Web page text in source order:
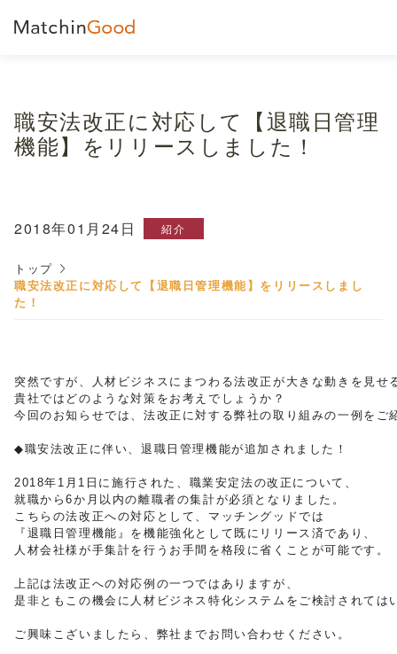
職安法改正に対応して【退職日管理
機能】をリリースしました！
2018年01月24日 紹介
トップ
職安法改正に対応して【退職日管理機能】をリリースしまし
た！
突然ですが、人材ビジネスにまつわる法改正が大きな動きを見せ
貴社ではどのような対策をお考えでしょうか？
今回のお知らせでは、法改正に対する弊社の取り組みの一例をご
◆職安法改正に伴い、退職日管理機能が追加されました！
2018年1月1日に施行された、職業安定法の改正について、
就職から6か月以内の離職者の集計が必須となりました。
こちらの法改正への対応として、マッチングッドでは
『退職日管理機能』を機能強化として既にリリース済であり、
人材会社様が手集計を行うお手間を格段に省くことが可能です。
上記は法改正への対応例の一つではありますが、
ご興味こざいましたら、弊社までお問い合わせください。